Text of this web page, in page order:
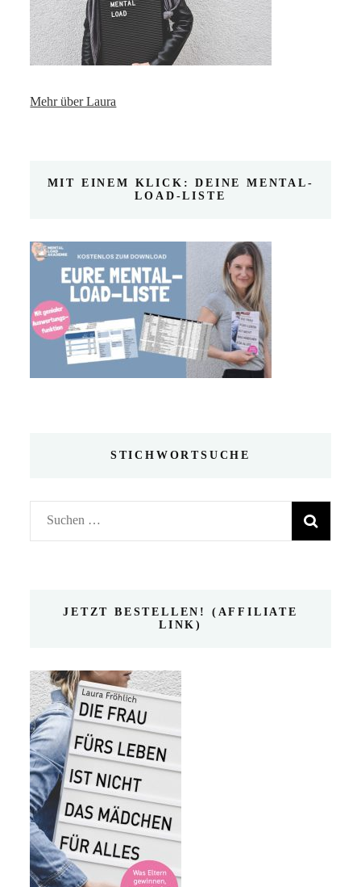
Mehr über Laura
MIT EINEM KLICK: DEINE MENTAL-
LOAD-LISTE
STICHWORTSUCHE
Suchen
nach:
JETZT BESTELLEN! (AFFILIATE
LINK)